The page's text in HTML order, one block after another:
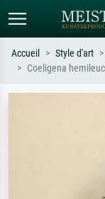
Accueil Style d'art
Coeligena